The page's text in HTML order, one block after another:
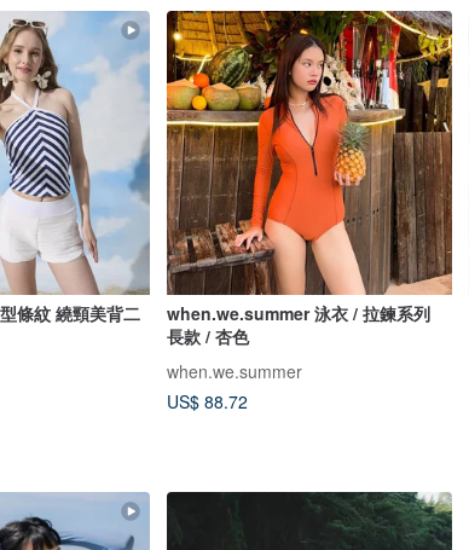
條紋 繞頸美背二
when.we.summer 泳衣 / 拉鍊系列
長款 / 杏色
when.we.summer
US$ 88.72